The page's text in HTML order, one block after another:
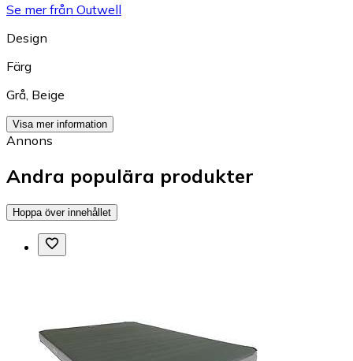
Se mer från Outwell
Design
Färg
Grå Beige
Visa mer information
Annons
Andra populära produkter
Hoppa över innehållet